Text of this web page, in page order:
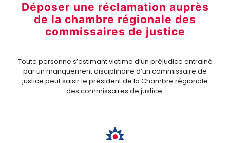
Déposer une réclamation auprès
de la chambre régionale des
commissaires de justice
Toute personne s’estimant victime d’un préjudice entrainé
par un manquement disciplinaire d’un commissaire de
justice peut saisir le président de la Chambre régionale
des commissaires de justice.